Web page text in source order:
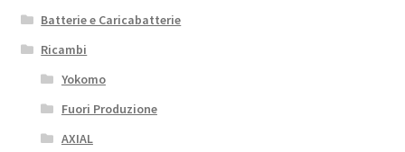
Batterie e Caricabatterie
Ricambi
Yokomo
Fuori Produzione
AXIAL